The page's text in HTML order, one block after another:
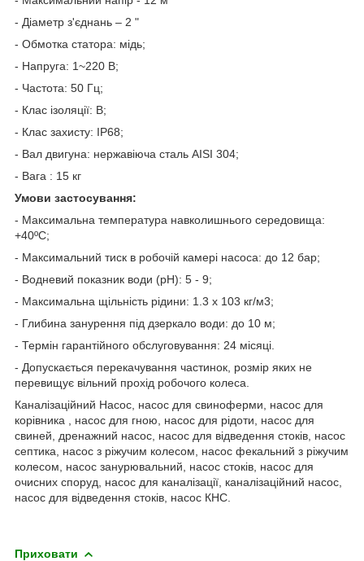
- Діаметр з'єднань – 2 "
- Обмотка статора: мідь;
- Напруга: 1~220 В;
- Частота: 50 Гц;
- Клас ізоляції: B;
- Клас захисту: IP68;
- Вал двигуна: нержавіюча сталь AISI 304;
- Вага : 15 кг
Умови застосування:
- Максимальна температура навколишнього середовища:
+40ºС;
- Максимальний тиск в робочій камері насоса: до 12 бар;
- Водневий показник води (рН): 5 - 9;
- Максимальна щільність рідини: 1.3 х 103 кг/м3;
- Глибина занурення під дзеркало води: до 10 м;
- Термін гарантійного обслуговування: 24 місяці.
- Допускається перекачування частинок, розмір яких не
перевищує вільний прохід робочого колеса.
Каналізаційний Насос, насос для свиноферми, насос для
корівника , насос для гною, насос для рідоти, насос для
свиней, дренажний насос, насос для відведення стоків, насос
септика, насос з ріжучим колесом, насос фекальний з ріжучим
колесом, насос занурювальний, насос стоків, насос для
очисних споруд, насос для каналізації, каналізаційний насос,
насос для відведення стоків, насос КНС.
Приховати